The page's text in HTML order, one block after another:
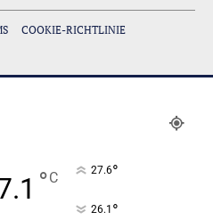
COOKIE-RICHTLINIE
°C 27.6°
26.1 °